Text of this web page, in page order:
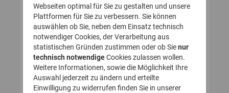
So legen Sie Ihr Nutzerkonto für
das Transparenzregister an
(Registrierung):
Webseiten optimal für Sie zu gestalten und unsere
Plattformen für Sie zu verbessern. Sie können
auswählen ob Sie, neben dem Einsatz technisch
notwendiger Cookies, der Verarbeitung aus
statistischen Gründen zustimmen oder ob Sienur
technisch notwendigeCookies zulassen wollen.
Weitere Informationen, sowie die Möglichkeit Ihre
Auswahl jederzeit zu ändern und erteilte
Einwilligung zu widerrufen finden Sie in unserer